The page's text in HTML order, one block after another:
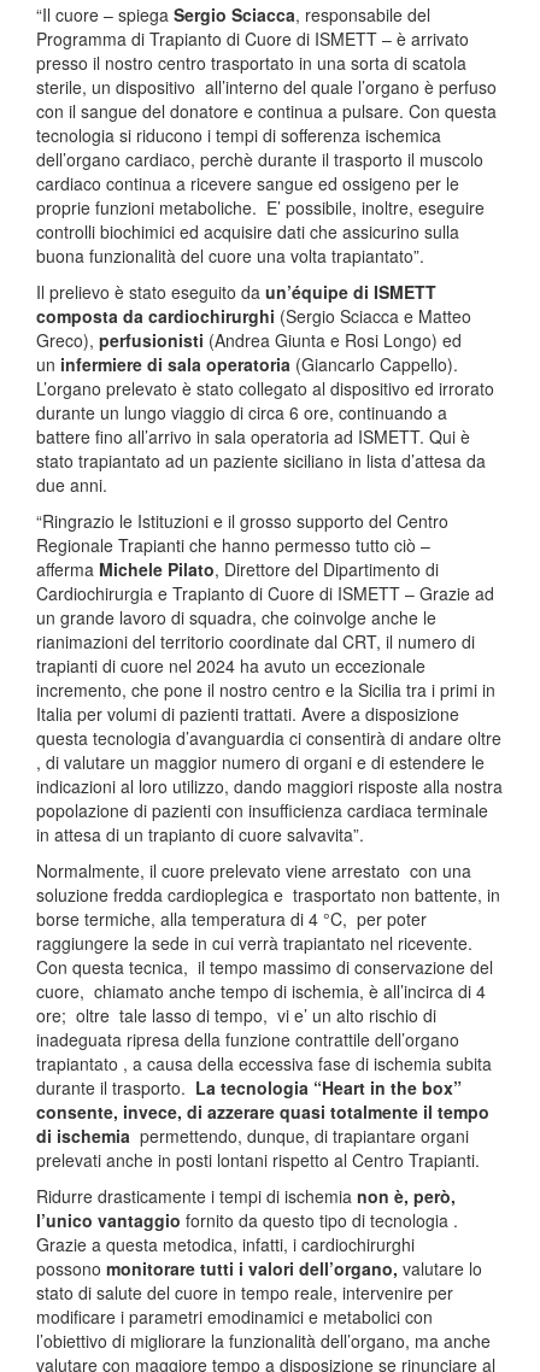
“Il cuore – spiega Sergio Sciacca, responsabile del
Programma di Trapianto di Cuore di ISMETT – è arrivato
presso il nostro centro trasportato in una sorta di scatola
sterile, un dispositivo all’interno del quale l’organo è perfuso
con il sangue del donatore e continua a pulsare. Con questa
tecnologia si riducono i tempi di sofferenza ischemica
dell’organo cardiaco, perchè durante il trasporto il muscolo
cardiaco continua a ricevere sangue ed ossigeno per le
proprie funzioni metaboliche. E’ possibile, inoltre, eseguire
controlli biochimici ed acquisire dati che assicurino sulla
buona funzionalità del cuore una volta trapiantato”.
Il prelievo è stato eseguito da un’équipe di ISMETT
composta da cardiochirurghi (Sergio Sciacca e Matteo
Greco), perfusionisti (Andrea Giunta e Rosi Longo) ed
un infermiere di sala operatoria (Giancarlo Cappello).
L’organo prelevato è stato collegato al dispositivo ed irrorato
durante un lungo viaggio di circa 6 ore, continuando a
battere fino all’arrivo in sala operatoria ad ISMETT. Qui è
stato trapiantato ad un paziente siciliano in lista d’attesa da
due anni.
“Ringrazio le Istituzioni e il grosso supporto del Centro
Regionale Trapianti che hanno permesso tutto ciò –
afferma Michele Pilato, Direttore del Dipartimento di
Cardiochirurgia e Trapianto di Cuore di ISMETT – Grazie ad
un grande lavoro di squadra, che coinvolge anche le
rianimazioni del territorio coordinate dal CRT, il numero di
trapianti di cuore nel 2024 ha avuto un eccezionale
incremento, che pone il nostro centro e la Sicilia tra i primi in
Italia per volumi di pazienti trattati. Avere a disposizione
questa tecnologia d’avanguardia ci consentirà di andare oltre
, di valutare un maggior numero di organi e di estendere le
indicazioni al loro utilizzo, dando maggiori risposte alla nostra
popolazione di pazienti con insufficienza cardiaca terminale
in attesa di un trapianto di cuore salvavita”.
Normalmente, il cuore prelevato viene arrestato con una
soluzione fredda cardioplegica e trasportato non battente, in
borse termiche, alla temperatura di 4 °C, per poter
raggiungere la sede in cui verrà trapiantato nel ricevente.
Con questa tecnica, il tempo massimo di conservazione del
cuore, chiamato anche tempo di ischemia, è all’incirca di 4
ore; oltre tale lasso di tempo, vi e’ un alto rischio di
inadeguata ripresa della funzione contrattile dell’organo
trapiantato , a causa della eccessiva fase di ischemia subita
durante il trasporto. La tecnologia “Heart in the box”
consente, invece, di azzerare quasi totalmente il tempo
di ischemia permettendo, dunque, di trapiantare organi
prelevati anche in posti lontani rispetto al Centro Trapianti.
Ridurre drasticamente i tempi di ischemia non è, però,
l’unico vantaggio fornito da questo tipo di tecnologia .
Grazie a questa metodica, infatti, i cardiochirurghi
possono monitorare tutti i valori dell’organo, valutare lo
stato di salute del cuore in tempo reale, intervenire per
modificare i parametri emodinamici e metabolici con
l’obiettivo di migliorare la funzionalità dell’organo, ma anche
valutare con maggiore tempo a disposizione se rinunciare al